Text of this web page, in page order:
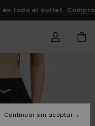
en todo el outlet
Continuar sin aceptar